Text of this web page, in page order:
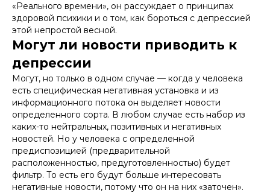
«Реального времени», он рассуждает о принципах
здоровой психики и о том, как бороться с депрессией
этой непростой весной.
Могут ли новости приводить к
депрессии
Могут, но только в одном случае — когда у человека
есть специфическая негативная установка и из
информационного потока он выделяет новости
определенного сорта. В любом случае есть набор из
каких-то нейтральных, позитивных и негативных
новостей. Но у человека с определенной
предиспозицией (предварительной
расположенностью, предуготовленностью) будет
фильтр. То есть его будут больше интересовать
негативные новости, потому что он на них «заточен».